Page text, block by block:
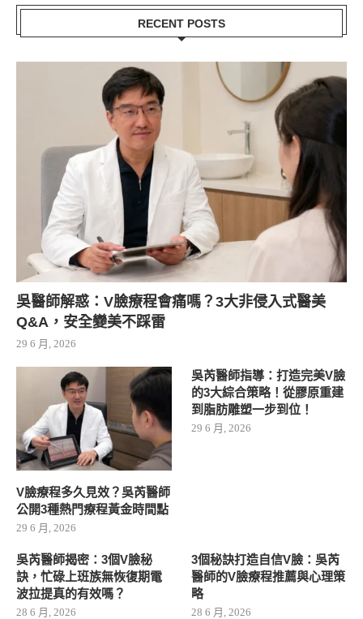
RECENT POSTS
吳醫師解惑：V臉療程會痛嗎？3大非侵入式醫美
Q&A，安全變美不踩雷
29 6 月, 2026
V臉療程多久見效？吳芮醫師
公開3種熱門療程黃金時間點
29 6 月, 2026
吳芮醫師指導：打造完美V臉
的3大綜合策略！從膠原重建
到脂肪雕塑一步到位！
29 6 月, 2026
吳芮醫師揭密：3個V臉秘
訣，忙碌上班族無恢復期電
波拉提真的有效嗎？
28 6 月, 2026
3個秘訣打造自信V臉：吳芮
醫師的V臉療程推薦與心理策
略
28 6 月, 2026